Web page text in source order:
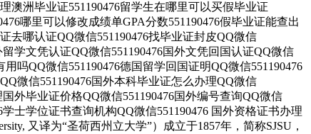
澳洲毕业证551190476留学生在哪里可以买假毕业证
哪里可以修改成绩单GPA分数551190476假毕业证能查出
去哪认证QQ微信551190476找毕业证封皮QQ微信
学文凭认证QQ微信551190476国外文凭回国认证QQ微信
吗QQ微信551190476德国留学回国证明QQ微信551190476
微信551190476国外本科毕业证怎么办理QQ微信
外毕业证价格QQ微信551190476国外编号查询QQ微信
士学位证书查询机构QQ微信551190476 国外资格证书办理
又译为“圣荷西州立大学”）成立于1857年，简称SJSU，